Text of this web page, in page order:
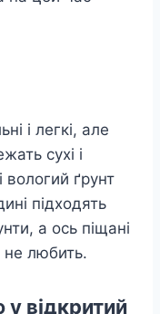
і легкі, але
сухі і
вологий ґрунт
підходять
а ось піщані
не любить.
відкритий